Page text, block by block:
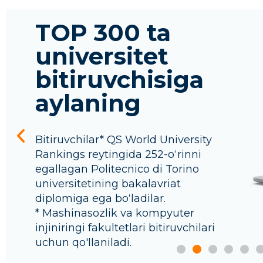
TOP 300 ta
universitet
bitiruvchisiga
aylaning
Bitiruvchilar* QS World University
Rankings reytingida 252-oʻrinni
egallagan Politecnico di Torino
universitetining bakalavriat
diplomiga ega boʻladilar.
* Mashinasozlik va kompyuter
injiniringi fakultetlari bitiruvchilari
uchun qo'llaniladi.